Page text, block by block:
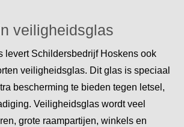
veiligheidsglas
levert Schildersbedrijf Hoskens ook
veiligheidsglas. Dit glas is speciaal
bescherming te bieden tegen letsel,
Veiligheidsglas wordt veel
grote raampartijen, winkels en